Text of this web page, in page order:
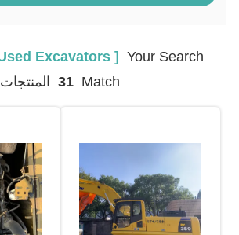
Your Search
[ Komatsu Used Excavators ]
31 المنتجات